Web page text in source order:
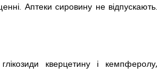
Аптеки сировину не відпускають.
кверцетину і кемпферолу,